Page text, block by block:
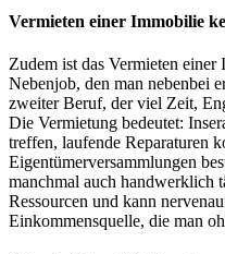
Vermieten einer Immobilie
Zudem ist das Vermieten
Nebenjob, den man nebenbei
zweiter Beruf, der viel Zeit,
Die Vermietung bedeutet:
treffen, laufende Reparaturen
Eigentümerversammlungen
manchmal auch handwerklich
Ressourcen und kann
Einkommensquelle, die man